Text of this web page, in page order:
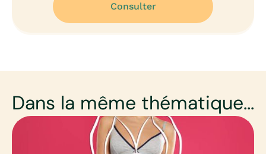
Consulter
Dans la même thématique...